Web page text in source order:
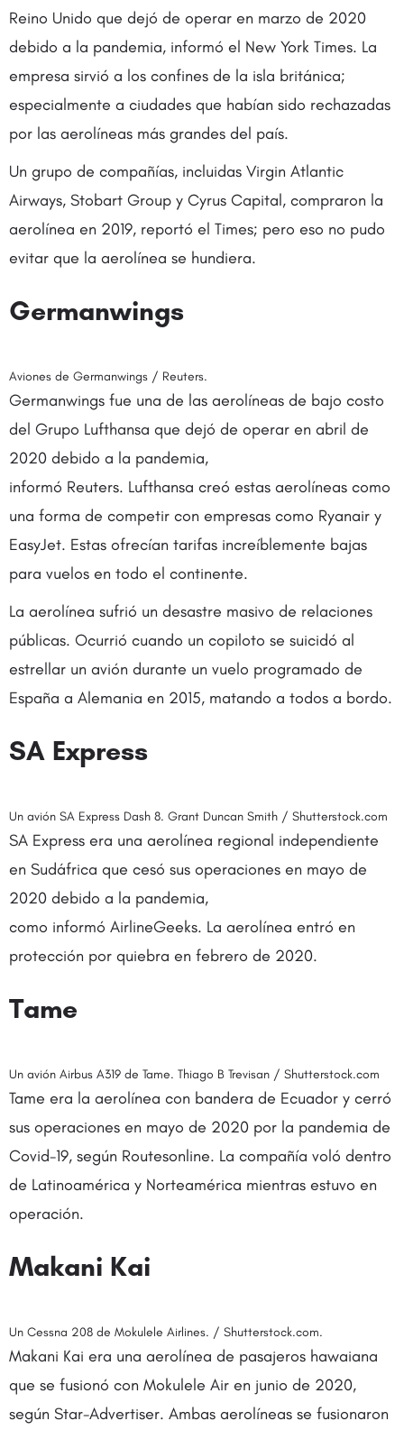
Reino Unido que dejó de operar en marzo de 2020
debido a la pandemia, informó el New York Times. La
empresa sirvió a los confines de la isla británica;
especialmente a ciudades que habían sido rechazadas
por las aerolíneas más grandes del país.
Un grupo de compañías, incluidas Virgin Atlantic
Airways, Stobart Group y Cyrus Capital, compraron la
aerolínea en 2019, reportó el Times; pero eso no pudo
evitar que la aerolínea se hundiera.
Germanwings
Aviones de Germanwings / Reuters.
Germanwings fue una de las aerolíneas de bajo costo
del Grupo Lufthansa que dejó de operar en abril de
2020 debido a la pandemia,
informó Reuters. Lufthansa creó estas aerolíneas como
una forma de competir con empresas como Ryanair y
EasyJet. Estas ofrecían tarifas increíblemente bajas
para vuelos en todo el continente.
La aerolínea sufrió un desastre masivo de relaciones
públicas. Ocurrió cuando un copiloto se suicidó al
estrellar un avión durante un vuelo programado de
España a Alemania en 2015, matando a todos a bordo.
SA Express
Un avión SA Express Dash 8. Grant Duncan Smith / Shutterstock.com
SA Express era una aerolínea regional independiente
en Sudáfrica que cesó sus operaciones en mayo de
2020 debido a la pandemia,
como informó AirlineGeeks. La aerolínea entró en
protección por quiebra en febrero de 2020.
Tame
Un avión Airbus A319 de Tame. Thiago B Trevisan / Shutterstock.com
Tame era la aerolínea con bandera de Ecuador y cerró
sus operaciones en mayo de 2020 por la pandemia de
Covid-19, según Routesonline. La compañía voló dentro
de Latinoamérica y Norteamérica mientras estuvo en
operación.
Makani Kai
Un Cessna 208 de Mokulele Airlines. / Shutterstock.com.
Makani Kai era una aerolínea de pasajeros hawaiana
que se fusionó con Mokulele Air en junio de 2020,
según Star-Advertiser. Ambas aerolíneas se fusionaron